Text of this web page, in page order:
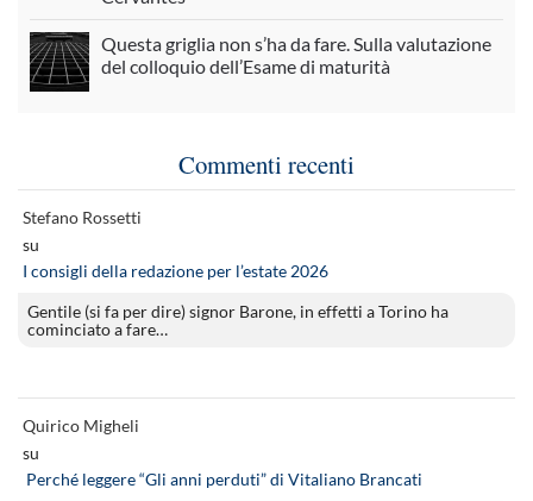
Questa griglia non s’ha da fare. Sulla valutazione
del colloquio dell’Esame di maturità
Commenti recenti
Stefano Rossetti
su
I consigli della redazione per l’estate 2026
Gentile (si fa per dire) signor Barone, in effetti a Torino ha
cominciato a fare…
Quirico Migheli
su
Perché leggere “Gli anni perduti” di Vitaliano Brancati